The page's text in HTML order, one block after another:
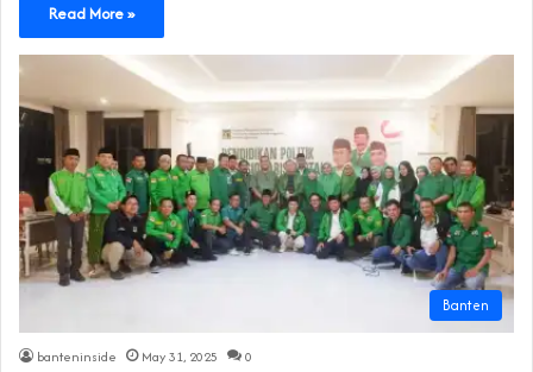
Read More »
Banten
banteninside May 31, 2025 0